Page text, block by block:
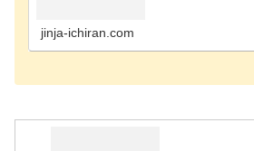
jinja-ichiran.com